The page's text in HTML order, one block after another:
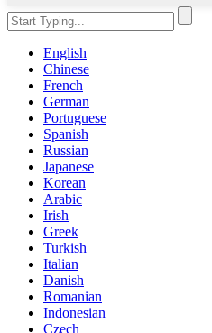
English
Chinese
French
German
Portuguese
Spanish
Russian
Japanese
Korean
Arabic
Irish
Greek
Turkish
Italian
Danish
Romanian
Indonesian
Czech